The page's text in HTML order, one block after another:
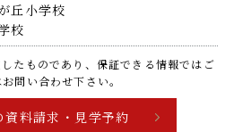
丘小学校
校
たものであり、保証できる情報ではご
問い合わせ下さい。